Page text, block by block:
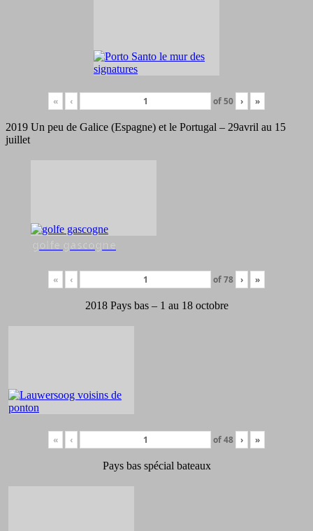
« ‹ of50 › »
2019 Un peu de Galice (Espagne) et le Portugal – 29avril au 15
juillet
golfe gascogne
« ‹ of78 › »
2018 Pays bas – 1 au 18 octobre
« ‹ of48 › »
Pays bas spécial bateaux